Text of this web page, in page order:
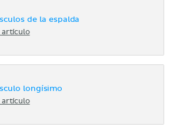
de la espalda
artículo
longísimo
artículo